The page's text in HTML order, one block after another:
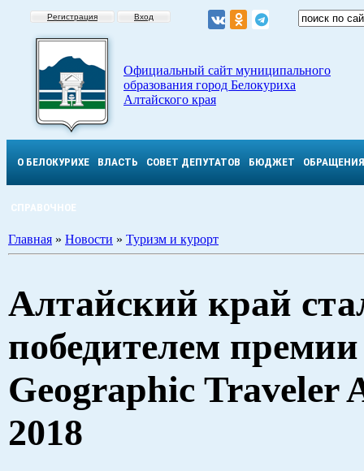
Регистрация Вход
Официальный сайт муниципального
образования город Белокуриха
Алтайского края
О БЕЛОКУРИХЕ ВЛАСТЬ СОВЕТ ДЕПУТАТОВ БЮДЖЕТ ОБРАЩЕНИЯ
СПРАВОЧНОЕ
Главная » Новости » Туризм и курорт
Алтайский край
победителем
Geographic Traveler
2018